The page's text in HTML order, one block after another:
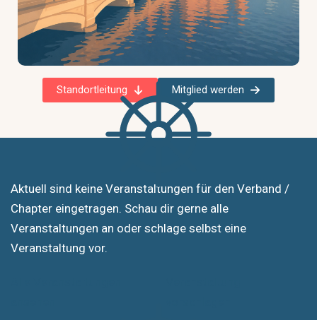
Standortleitung Mitglied werden
Aktuell sind keine Veranstaltungen für den Verband /
Chapter eingetragen. Schau dir gerne alle
Veranstaltungen an oder schlage selbst eine
Veranstaltung vor.